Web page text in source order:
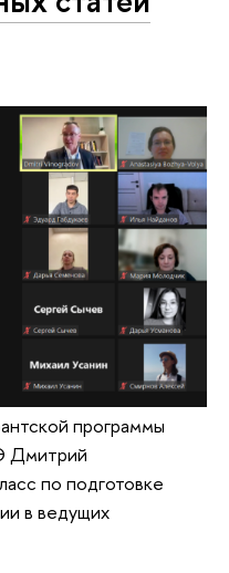
программы
Дмитрий
по подготовке
в ведущих